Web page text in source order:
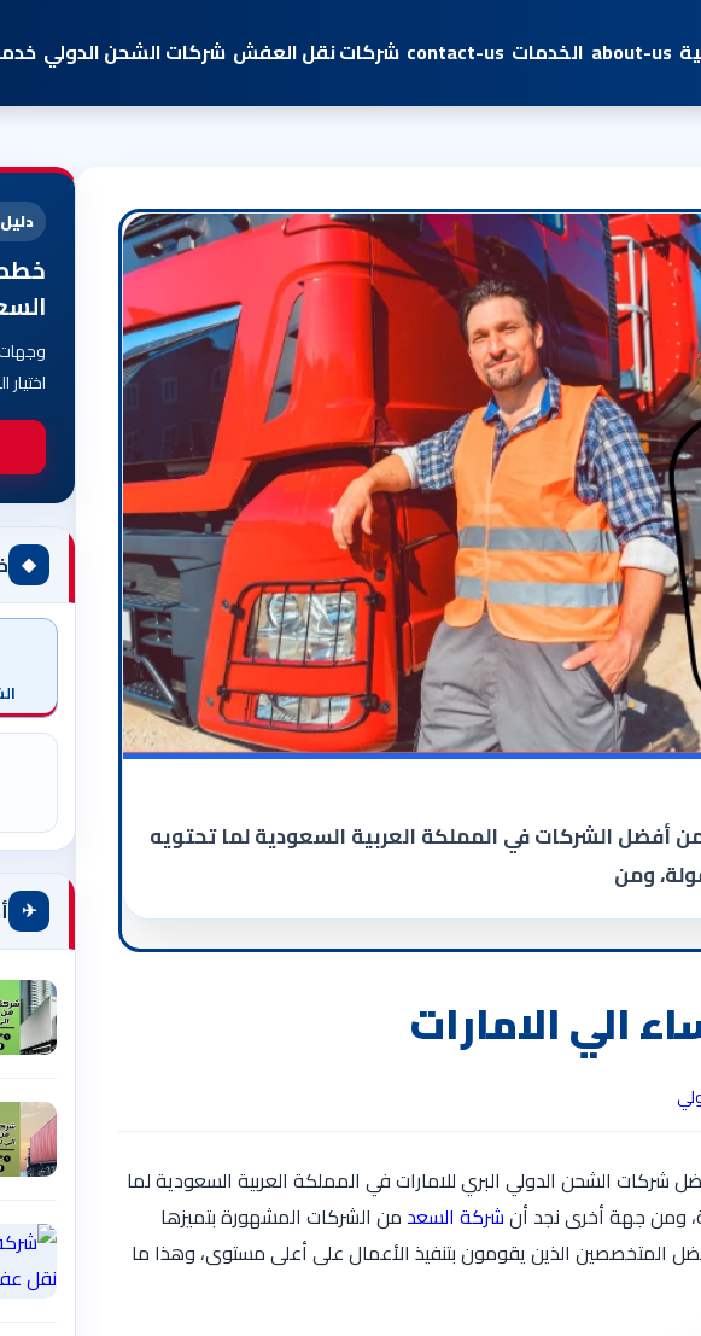
about-us الخدمات contact-us شركات نقل العفش شركات الشحن الدولي
أفضل الشركات في المملكة العربية السعودية لما تحتويه
ومن
الي الامارات
شركات الشحن الدولي البري للامارات في المملكة العربية السعودية لما
ومن جهة أخرى نجد أنشركة السعد من الشركات المشهورة بتميزها
المتخصصين الذين يقومون بتنفيذ الأعمال على أعلى مستوى، وهذا ما
◆
✈